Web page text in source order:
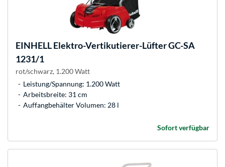
EINHELLElektro-Vertikutierer-Lüfter GC-SA
1231/1
rot/schwarz, 1.200 Watt
Leistung/Spannung: 1.200 Watt
Arbeitsbreite: 31 cm
Auffangbehälter Volumen: 28 l
Sofort verfügbar